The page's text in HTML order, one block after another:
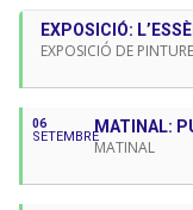
EXPOSICIÓ:
EXPOSICIÓ DE
06
SETEMBRE
MATINAL:
MATINAL